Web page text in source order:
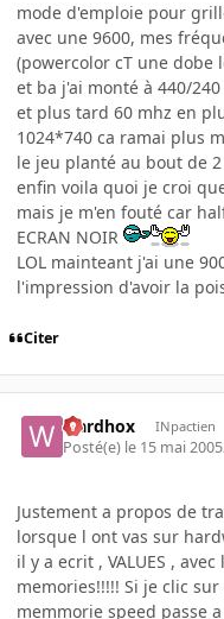
mode d'emploie pour
avec une 9600, mes
(powercolor cT une dobe
et ba j'ai monté à 440/
et plus tard 60 mhz en
1024*740 ca ramai plus
le jeu planté au bout de
enfin voila quoi je croi
mais je m'en fouté car
ECRAN NOIR
LOL mainteant j'ai une
l'impression d'avoir la
Citer
wardhox INpactien
Posté(e) le 15 mai 2005
Justement a propos de
lorsque l ont vas sur
il y a ecrit , VALUES ,
memories!!!!! Si je clic
memmorie speed passe